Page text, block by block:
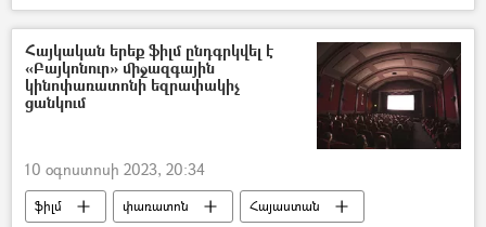
խաղաղապահ
հայ-ադրբեջանական
Ադրբեջան
Հայկական երեք ֆիլմ ընդգրկվել է
«Բայկոնուր» միջազգային
կինոփառատոնի եզրափակիչ
ցանկում
10 օգոստոսի 2023, 20:34
ֆիլմ փառատոն
Հայաստան